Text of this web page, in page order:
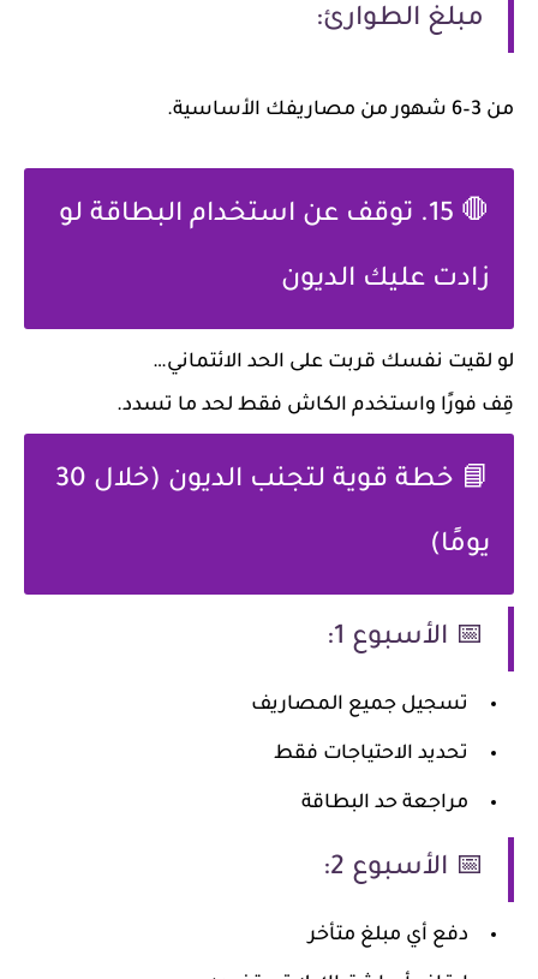
مبلغ الطوارئ:
من 3–6 شهور من مصاريفك الأساسية.
🛑 15. توقف عن استخدام البطاقة لو
زادت عليك الديون
لو لقيت نفسك قربت على الحد الائتماني…
قِف فورًا واستخدم الكاش فقط لحد ما تسدد.
📘 خطة قوية لتجنب الديون (خلال 30
يومًا)
📅 الأسبوع 1:
تسجيل جميع المصاريف
تحديد الاحتياجات فقط
مراجعة حد البطاقة
📅 الأسبوع 2:
دفع أي مبلغ متأخر